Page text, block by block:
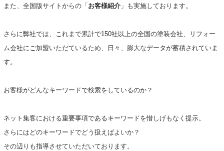
また、全国版サイトからの「 お客様紹介 」も実施しております。
さらに弊社では、これまで累計で150社以上の全国の塗装会社、リフォー
ム会社にご加盟いただているため、日々、膨大なデータが蓄積されていま
す。
お客様がどんなキーワードで検索をしているのか？
ネット集客における重要事項であるキーワードを惜しげもなく提示。
さらにはどのキーワードでどう扱えばよいか？
その辺りも指導させていただいております。